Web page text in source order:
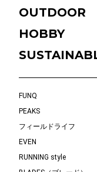
OUTDOOR
HOBBY
FUNQ
PEAKS
フィールドライフ
EVEN
RUNNING style